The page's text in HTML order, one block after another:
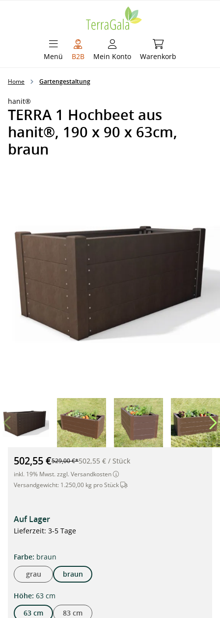
Menü B2B Mein Konto Warenkorb
Warenkorb
Home Gartengestaltung
hanit®
TERRA 1 Hochbeet aus
hanit®, 190 x 90 x 63cm,
braun
TERRA 1 Hochbeet aus hanit®, 190 x 90 x 63cm, braun"
502,55 €529,00 €*502,55 € / Stück
inkl. 19% Mwst. zzgl. Versandkosten
Versandgewicht: 1.250,00 kg pro Stück Dieser Artikel wird per Spedition
Auf Lager
Lieferzeit: 3-5 Tage
Farbeauswählen
: braun
grau
braun
Höheauswählen
: 63 cm
63 cm
83 cm